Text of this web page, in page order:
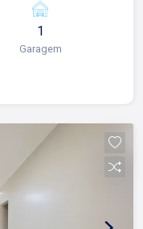
vaga de
1
Garagem